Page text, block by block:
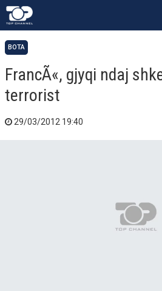
BOTA
FrancÃ«, gjyqi ndaj
terrorist
29/03/2012 19:40